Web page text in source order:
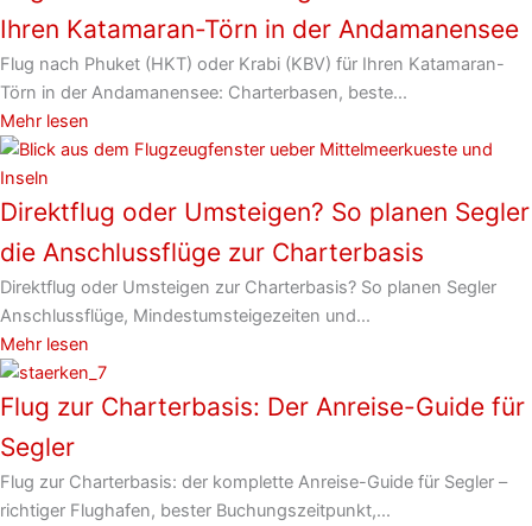
Ihren Katamaran-Törn in der Andamanensee
Flug nach Phuket (HKT) oder Krabi (KBV) für Ihren Katamaran-
Törn in der Andamanensee: Charterbasen, beste...
Mehr lesen
Direktflug oder Umsteigen? So planen Segler
die Anschlussflüge zur Charterbasis
Direktflug oder Umsteigen zur Charterbasis? So planen Segler
Anschlussflüge, Mindestumsteigezeiten und...
Mehr lesen
Flug zur Charterbasis: Der Anreise-Guide für
Segler
Flug zur Charterbasis: der komplette Anreise-Guide für Segler –
richtiger Flughafen, bester Buchungszeitpunkt,...